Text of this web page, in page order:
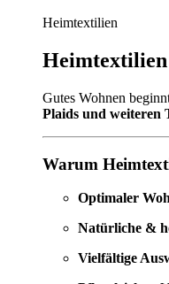
Heimtextilien
Gutes Wohnen
Plaids und weiteren
Warum
Optimaler
Natürliche &
Vielfältige